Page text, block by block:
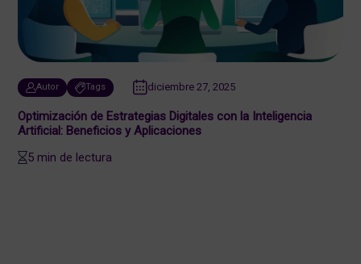
Autor Tags diciembre 27, 2025
Optimización de Estrategias Digitales con la Inteligencia
Artificial: Beneficios y Aplicaciones
5 min de lectura